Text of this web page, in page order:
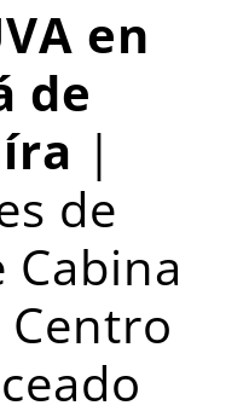
en
de
|
de
Cabina